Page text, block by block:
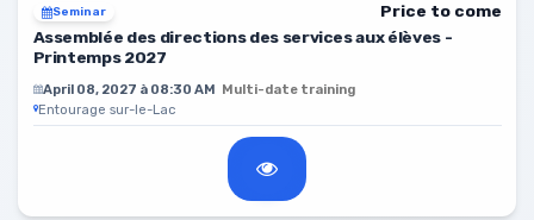
Seminar
Price to come
Assemblée des directions des services aux élèves -
Printemps 2027
April 08, 2027 à 08:30 AM Multi-date training
Entourage sur-le-Lac